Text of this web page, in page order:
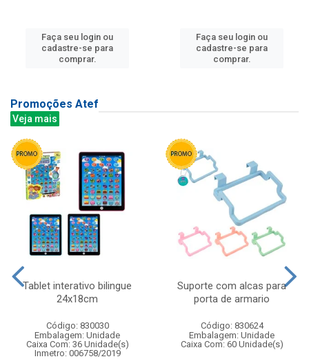
Faça seu login ou
cadastre-se para
comprar.
Faça seu login ou
cadastre-se para
comprar.
Promoções Atef
Veja mais
Tablet interativo bilingue
24x18cm
Código: 830030
Embalagem: Unidade
Caixa Com: 36 Unidade(s)
Inmetro: 006758/2019
Suporte com alcas para
porta de armario
Código: 830624
Embalagem: Unidade
Caixa Com: 60 Unidade(s)